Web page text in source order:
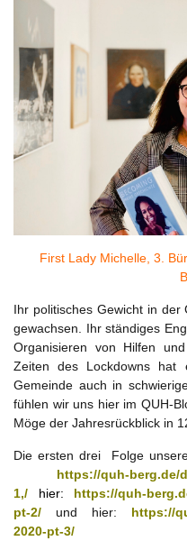
First Lady Michelle, 3.
Ihr politisches Gewicht in
gewachsen. Ihr ständiges
Organisieren von Hilfen
Zeiten des Lockdowns hat
Gemeinde auch in
fühlen wir uns hier im QUH-
Möge der Jahresrückblick in
Die ersten drei Folge
https://quh-berg.de/
1,/ hier: https://quh-
pt-2/ und hier: https://
2020-pt-3/